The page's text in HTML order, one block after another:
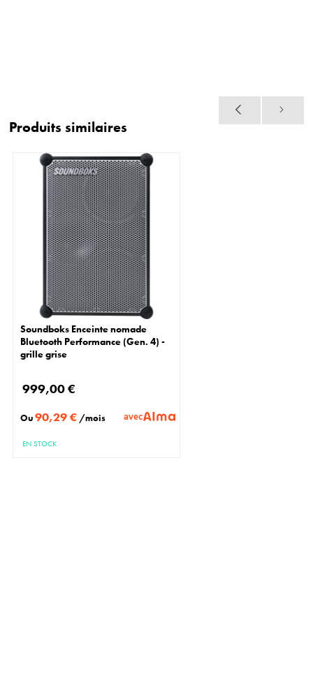
Produits similaires
Soundboks Enceinte nomade
Bluetooth Performance (Gen. 4) -
grille grise
999,00 €
Ou90,29 € /mois avec
EN STOCK